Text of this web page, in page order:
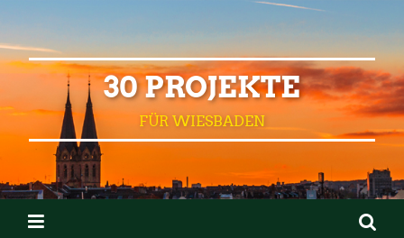
30 PROJEKTE
FÜR WIESBADEN